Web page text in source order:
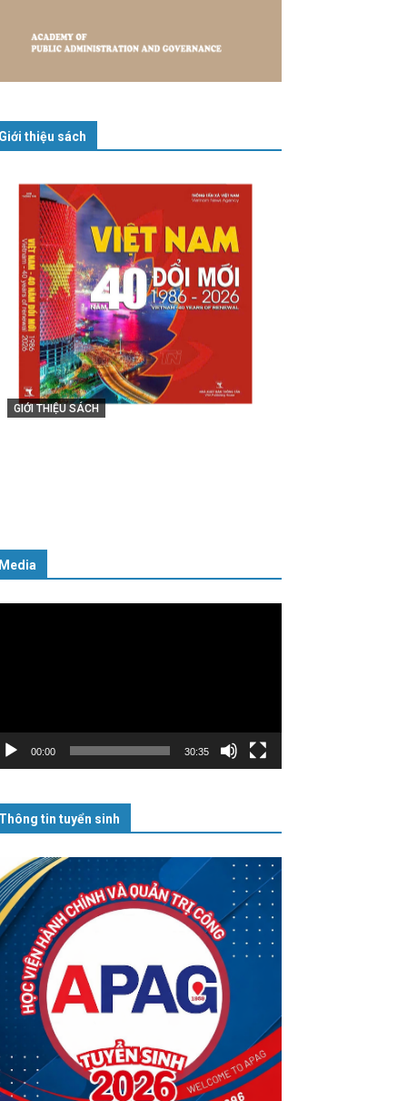
Giới thiệu sách
GIỚI THIỆU SÁCH
Cuốn sách “Tuyệt đối trung thành
với Tổ quốc, với Đảng, Nhà nước và
Media
00:00 30:35
Thông tin tuyển sinh